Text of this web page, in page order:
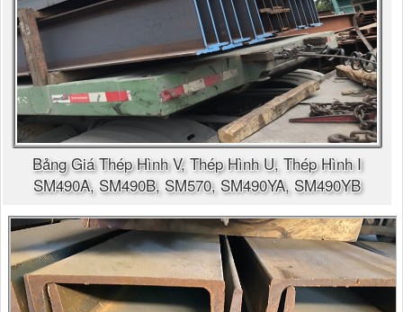
Bảng Giá Thép Hình V, Thép Hình U, Thép Hình I
SM490A, SM490B, SM570, SM490YA, SM490YB